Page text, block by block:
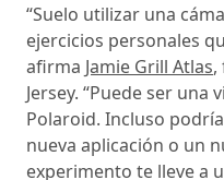
“Suelo utilizar una
ejercicios personales
afirma Jamie Grill Atlas,
Jersey. “Puede ser una
Polaroid. Incluso
nueva aplicación o un
experimento te lleve a